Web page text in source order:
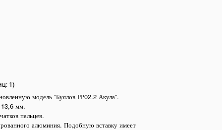
1)
модель “Буялов РР02.2 Акула”.
13,6 мм.
пальцев.
алюминия. Подобную вставку имеет